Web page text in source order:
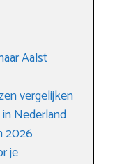
Aalst
vergelijken
Nederland
2026
je